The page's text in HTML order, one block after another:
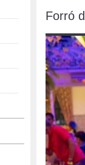
Forró